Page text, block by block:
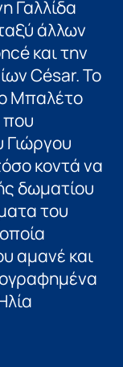
Γαλλίδα
άλλων
και την
César. Το
Μπαλέτο
που
Γιώργου
κοντά να
δωματίου
του
αμανέ και